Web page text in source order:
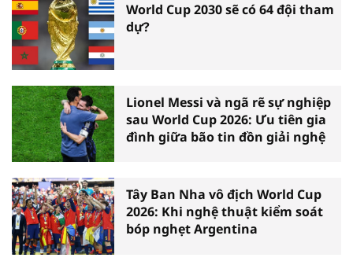
World Cup 2030 sẽ có 64 đội tham
dự?
Lionel Messi và ngã rẽ sự nghiệp
sau World Cup 2026: Ưu tiên gia
đình giữa bão tin đồn giải nghệ
Tây Ban Nha vô địch World Cup
2026: Khi nghệ thuật kiểm soát
bóp nghẹt Argentina